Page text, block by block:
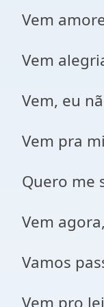
Vem
Vem
Vem, eu
Vem pra
Quero me
Vem
Vamos
Vem pro